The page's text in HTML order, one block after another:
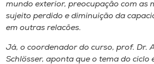
mundo exterior, preocupação com as
sujeito perdido e diminuição da
em outras relacões.
Já, o coordenador do curso, prof. Dr.
Schlösser, aponta que o tema do ciclo